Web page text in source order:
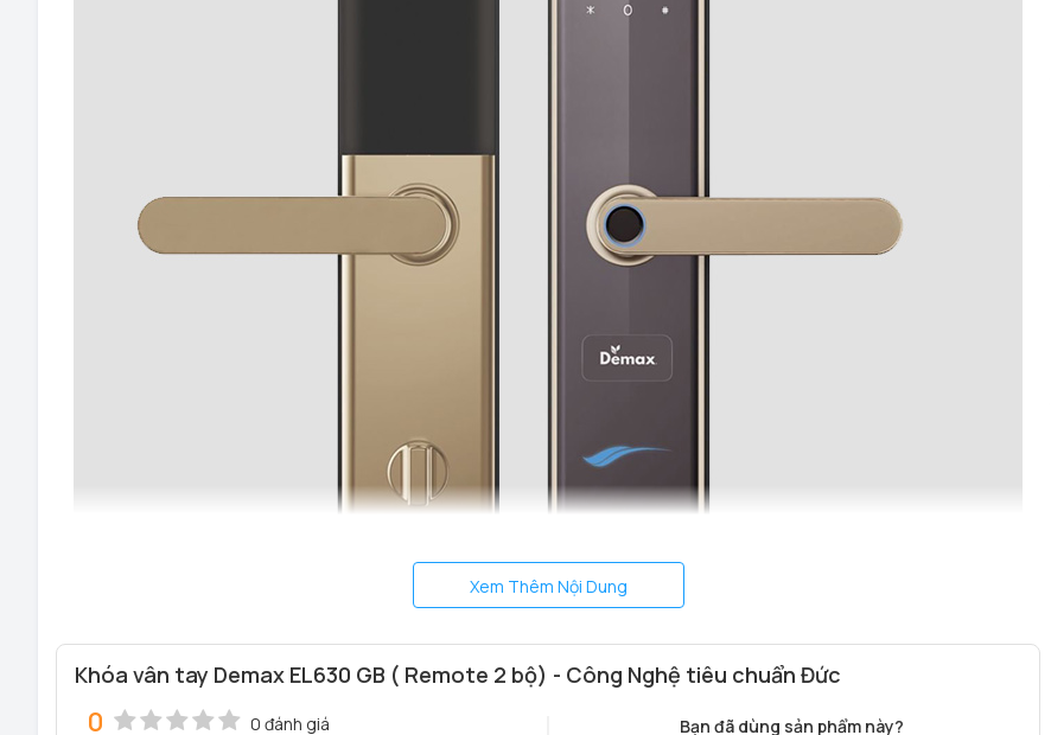
TÍNH NĂNG VÀ THÔNG SỐ KỸ THUẬT CỦA KHÓA VÂN TAY DEMAX EL630 GB?
Xem Thêm Nội Dung
Khóa vân tay Demax EL630 GB ( Remote 2 bộ) - Công Nghệ tiêu chuẩn Đức
0 0 đánh giá Bạn đã dùng sản phẩm này?